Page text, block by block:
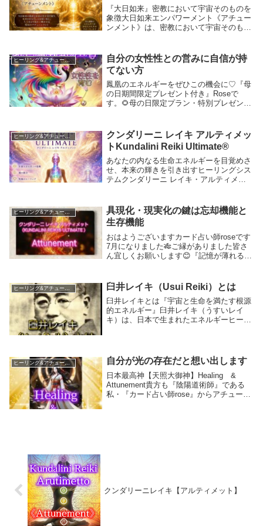
『大日如来』密教において宇宙そのものを
象徴大日如来エンパワーメント《アチュー
ンメント》は、密教において宇宙そのもの
戻すためのスピリチュアルなエネルギーワ
ークです。大...
ヒーリング&アチューメント講座
自分の女性性との営みに自信が持
てない方
鳳凰のエネルギーをぜひこの機会に♡『母
の日期間限定プレゼント付き』Roseで
す。🌻母の日限定プラン・特別プレゼント
良縁・良好なパートナーシップ・ビジネス
成...
ヒーリング&アチューメント講座
クンダリーニ レイキ アルティメッ
トKundalini Reiki Ultimate®
あなたの内なる生命エネルギーを目覚めさ
せ、本来の輝きを引き出すヒーリングシス
テムクンダリーニ レイキ・アルティメッ
ブリエル...
ヒーリング&アチューメント講座
具現化・現実化の鍵は忘却機能と
生存機能
おはようございますカード占い師roseです
7月になりました🎋ご縁がありました皆さ
ん宜しくお願いします😊『記憶が薄れる』
ダメージは該当しませんので別に考えてく
ださい皆...
ヒーリング&アチューメント講座 臼井レイキ（Usui Reiki）とは
臼井レイキとは『宇宙と生命を満たす根源
的エネルギー』臼井レイキ（うすいレイ
キ）は、日本で生まれたエネルギーヒーリ
宙・高次・本質...
ヒーリング&アチューメント講座 自分が光の存在だと想い出します
日本最高神【天照大御神】Healing &
Attunement貴方も『陰陽道術師』である
私・『カード占い師rose』からアチューメ
クンダリーニレイキ【アルティメット】